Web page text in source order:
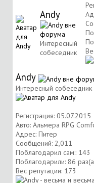
Andy
Интересный
собеседник
Andy
Интересный собеседник
Регистрация: 05.07.2015
Авто: Альмера RPG
Адрес: Питер
Сообщений: 2,011
Поблагодарил сам:: 143
Поблагодарили: 86
Вес репутации: 173